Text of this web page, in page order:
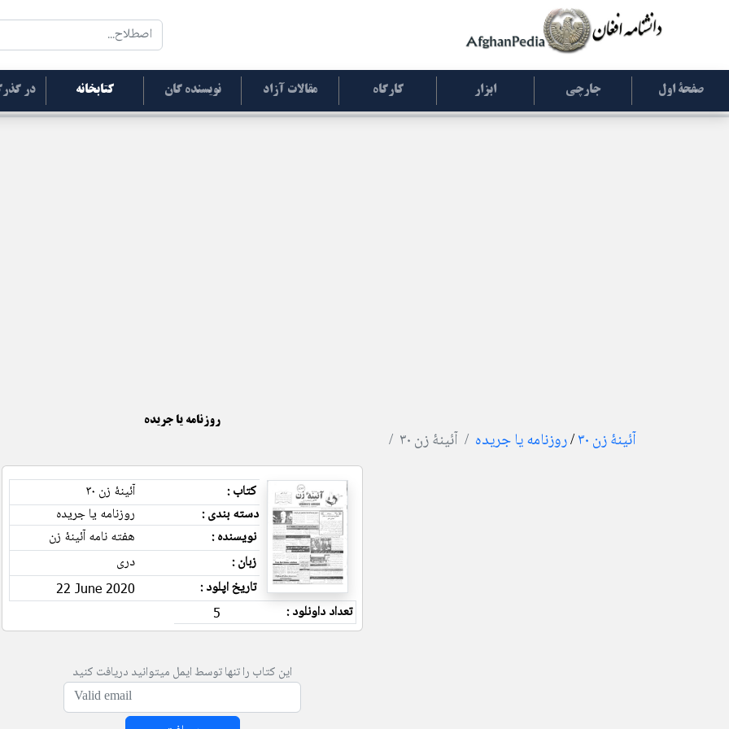
صفحۀ اول جارچی ابزار کارگاه مقالات آزاد نویسنده گان کتابخانه در
روزنامه یا جریده
آئینۀ زن ۳۰ /روزنامه یا جریده آئینۀ زن ۳۰
کتاب :
آئینۀ زن ۳۰
دسته بندی :
روزنامه یا جریده
نویسنده :
هفته نامه آئینۀ زن
زبان :
دری
تاریخ اپلود :
22 June 2020
تعداد داونلود : 5
این کتاب را تنها توسط ایمل میتوانید دریافت کنید